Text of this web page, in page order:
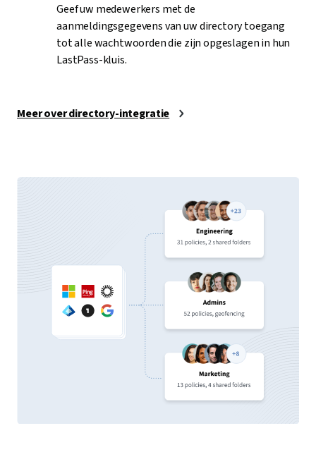
Geef uw medewerkers met de
aanmeldingsgegevens van uw directory toegang
tot alle wachtwoorden die zijn opgeslagen in hun
LastPass-kluis.
Meer over directory-integratie